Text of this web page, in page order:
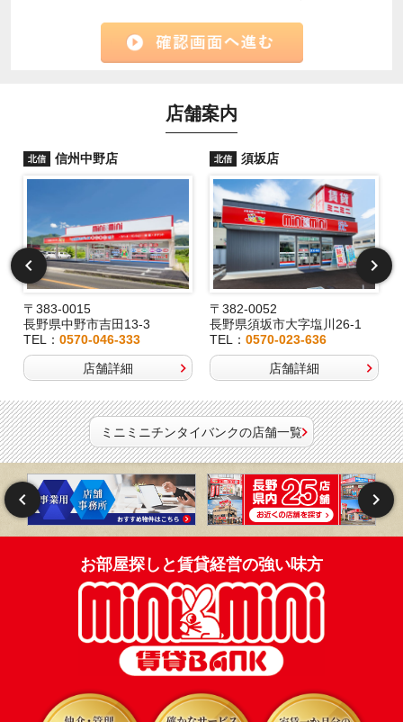
店舗案内
北信 信州中野店
〒383-0015
長野県中野市吉田13-3
TEL： 0570-046-333
店舗詳細
北信 須坂店
〒382-0052
長野県須坂市大字塩川26-1
TEL：0570-023-636
店舗詳細
ミニミニチンタイバンクの店舗一覧
お部屋探しと賃貸経営の強い味方